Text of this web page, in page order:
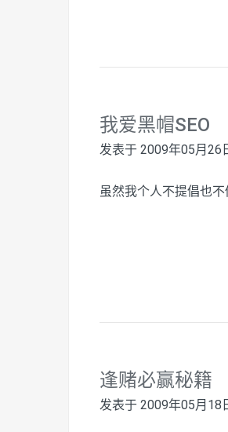
我爱黑帽SEO
发表于 2009年05月26
虽然我个人不提倡也
逢赌必赢秘籍
发表于 2009年05月18